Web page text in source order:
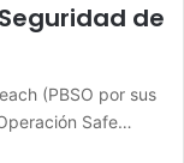
de
(PBSO por sus
Safe…